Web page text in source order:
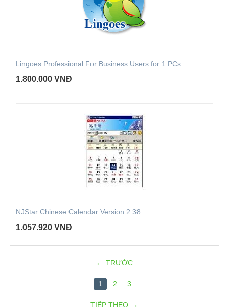
Lingoes Professional For Business Users for 1 PCs
1.800.000 VNĐ
NJStar Chinese Calendar Version 2.38
1.057.920 VNĐ
TRƯỚC
1 2 3
TIẾP THEO